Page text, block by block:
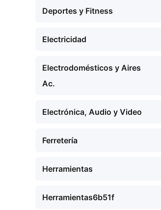
Deportes y Fitness
Electricidad
Electrodomésticos y Aires
Ac.
Electrónica, Audio y Video
Ferretería
Herramientas
Herramientas6b51f